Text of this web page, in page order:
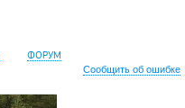
ФОРУМ
Сообщить об ошибке